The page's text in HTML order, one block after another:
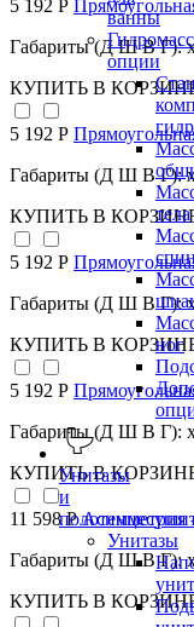
ванны
опции
тела
ног
Унитазы
и
Унитазы
5 192 Р
Габариты (Д Ш В Г):
КУПИТЬ В
5 192 Р
Габариты (Д Ш В Г):
КУПИТЬ В
5 192 Р
Габариты (Д Ш В Г):
КУПИТЬ В
5 192 Р
Габариты (Д Ш В Г):
КУПИТЬ В
11 598 РАсимметрия
Габариты (Д Ш В Г):
КУПИТЬ В